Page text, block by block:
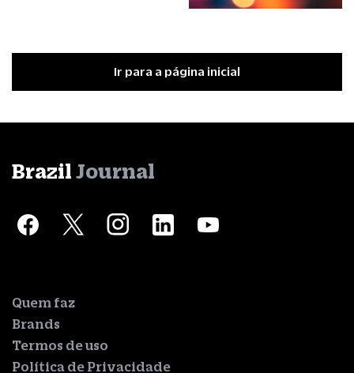
Ir para a página inicial
Brazil Journal
Quem faz
Brands
Termos de uso
Política de Privacidade